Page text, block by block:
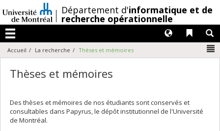
au
contenu
/Département d'informatique et de
recherche opérationnelle
Menu
Liens
Langues
Accueil La recherche Thèses et mémoires
Thèses et mémoires
Des thèses et mémoires de nos étudiants sont conservés et
consultables dans Papyrus, le dépôt institutionnel de l'Université
de Montréal.